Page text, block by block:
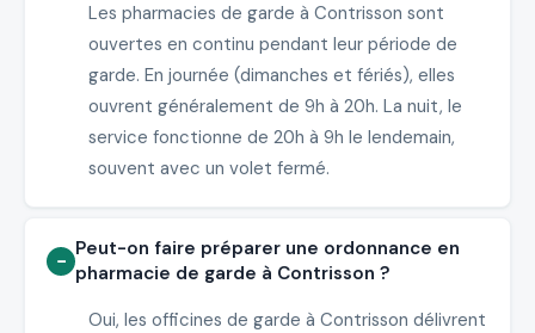
Les pharmacies de garde à Contrisson sont
ouvertes en continu pendant leur période de
garde. En journée (dimanches et fériés), elles
ouvrent généralement de 9h à 20h. La nuit, le
service fonctionne de 20h à 9h le lendemain,
souvent avec un volet fermé.
Peut-on faire préparer une ordonnance en
pharmacie de garde à Contrisson ?
Oui, les officines de garde à Contrisson délivrent